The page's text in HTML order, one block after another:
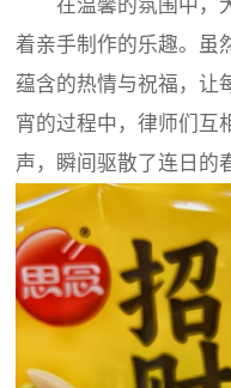
在温馨的氛围中，
着亲手制作的乐趣。虽
蕴含的热情与祝福，让
宵的过程中，律师们互
声，瞬间驱散了连日的